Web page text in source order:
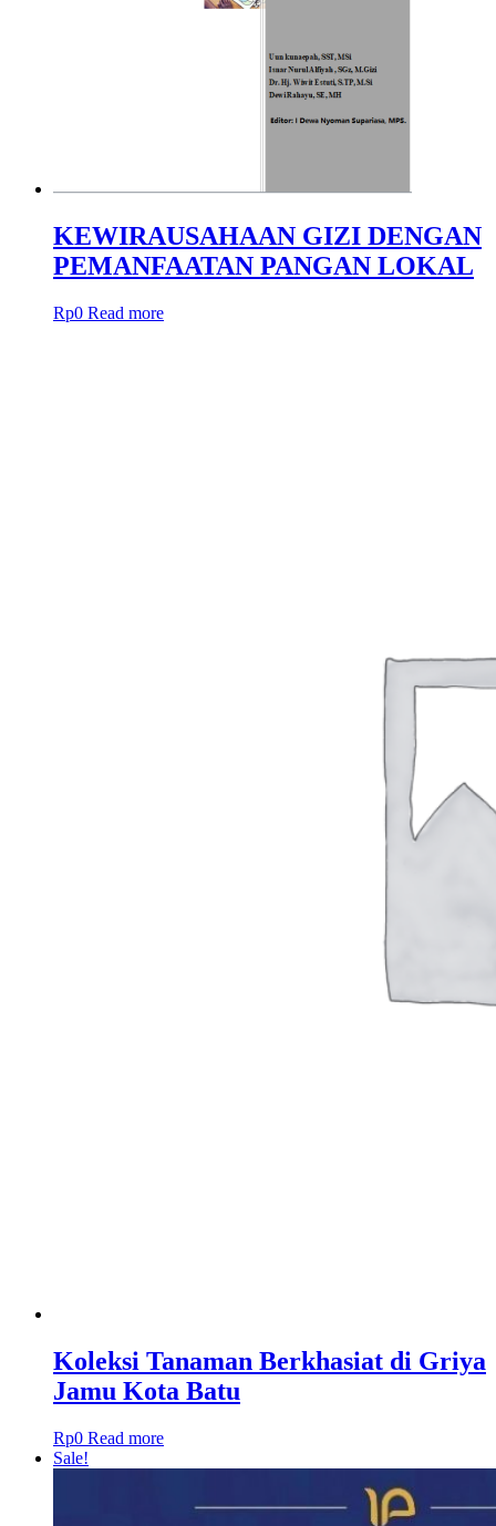
KEWIRAUSAHAAN GIZI DENGAN
PEMANFAATAN PANGAN LOKAL
Rp0 Read more
Koleksi Tanaman Berkhasiat di Griya
Jamu Kota Batu
Rp0 Read more
Sale!